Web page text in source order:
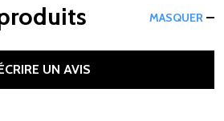
MASQUER
UN AVIS